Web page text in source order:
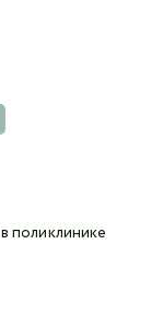
поликлинике